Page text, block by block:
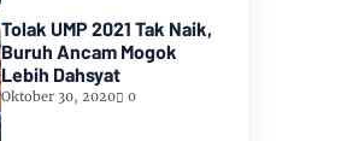
Tolak UMP 2021 Tak Naik,
Buruh Ancam Mogok
Lebih Dahsyat
Oktober 30, 2020 0